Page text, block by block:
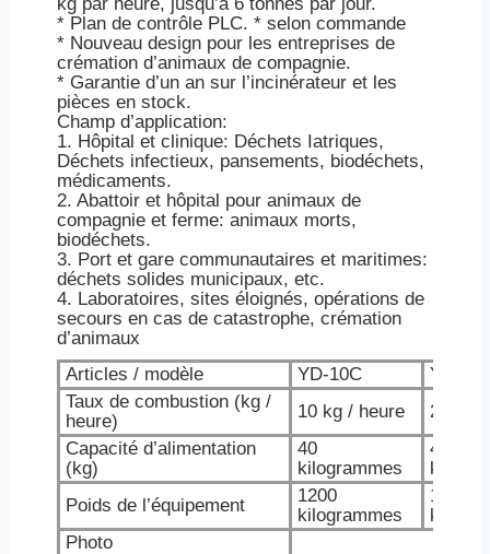
* Plan de contrôle PLC. * selon commande
* Nouveau design pour les entreprises de
crémation d’animaux de compagnie.
* Garantie d’un an sur l’incinérateur et les
pièces en stock.
Champ d’application:
1. Hôpital et clinique: Déchets Iatriques,
Déchets infectieux, pansements, biodéchets,
médicaments.
2. Abattoir et hôpital pour animaux de
compagnie et ferme: animaux morts,
biodéchets.
3. Port et gare communautaires et maritimes:
déchets solides municipaux, etc.
4. Laboratoires, sites éloignés, opérations de
secours en cas de catastrophe, crémation
d’animaux
Articles / modèle
YD-10C
YD-
Taux de combustion (kg /
heure)
10 kg / heure
20 kg /
Capacité d’alimentation
(kg)
40
kilogrammes
40
Poids de l’équipement
1200
kilogrammes
1200
Photo